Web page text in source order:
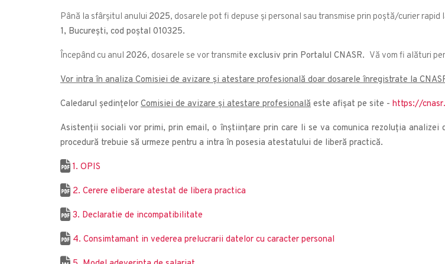
Până la sfârșitul anului 2025, dosarele pot fi depuse și personal sau transmise prin poștă/curier rapid
1, București, cod poștal 010325.
Începând cu anul 2026, dosarele se vor transmite exclusiv prin Portalul CNASR. Vă vom fi alături
Vor intra în analiza Comisiei de avizare și atestare profesională doar dosarele înregistrate la
Caledarul ședințelor Comisiei de avizare și atestare profesională este afișat pe site - https://
Asistenții sociali vor primi, prin email, o înștiințare prin care li se va comunica rezoluția
procedură trebuie să urmeze pentru a intra în posesia atestatului de liberă practică.
1. OPIS
2. Cerere eliberare atestat de libera practica
3. Declaratie de incompatibilitate
4. Consimtamant in vederea prelucrarii datelor cu caracter personal